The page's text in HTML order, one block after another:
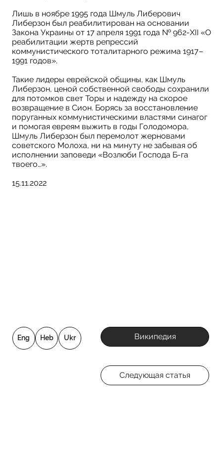
Лишь в ноябре 1995 года Шмуль Либерович
Либерзон был реабилитирован на основании
Закона Украины от 17 апреля 1991 года № 962-XII «О
реабилитации жертв репрессий
коммунистического тоталитарного режима 1917–
1991 годов».
Такие лидеры еврейской общины, как Шмуль
Либерзон, ценой собственной свободы сохранили
для потомков свет Торы и надежду на скорое
возвращение в Сион. Борясь за восстановление
поруганных коммунистическими властями синагог
и помогая евреям выжить в годы Голодомора,
Шмуль Либерзон был перемолот жерновами
советского Молоха, ни на минуту не забывая об
исполнении заповеди «Возлюби Господа Б-га
твоего…».
15.11.2022
Eng Heb Ukr Википедия
Следующая статья